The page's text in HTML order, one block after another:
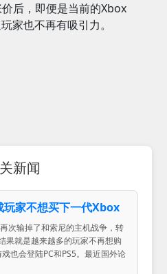
后，即便是当前的Xbox
家也不再有吸引力。
新闻
玩家不想买下一代Xbox
次输掉了和索尼的主机战争，转
果就是越来越多的玩家不再想购
也会登陆PC和PS5。最近国外论